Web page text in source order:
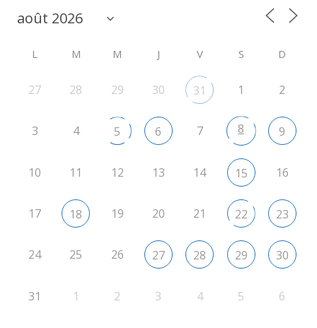
L M M J V S D
27 28 29 30 31 1 2
3 4 5 6 7 8 9
10 11 12 13 14 15 16
17 18 19 20 21 22 23
24 25 26 27 28 29 30
31 1 2 3 4 5 6